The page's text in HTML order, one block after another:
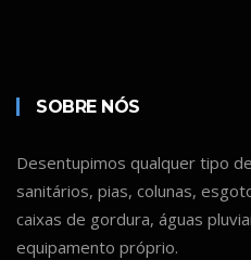
SOBRE NÓS
Desentupimos qualquer tipo
sanitários, pias, colunas,
caixas de gordura, águas
equipamento próprio.